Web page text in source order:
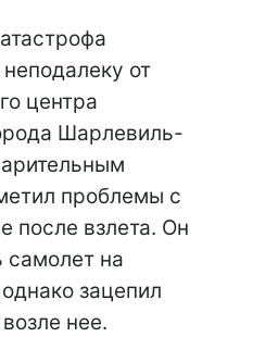
от
центра
Шарлевиль-
проблемы с
после взлета. Он
самолет на
зацепил
нее.